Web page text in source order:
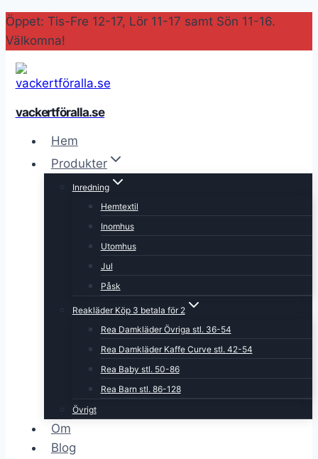
Skip
to
content
Öppet: Tis-Fre 12-17, Lör 11-17 samt Sön 11-16.
Välkomna!
vackertföralla.se
Hem
Produkter
Inredning
Hemtextil
Inomhus
Utomhus
Jul
Påsk
Reakläder Köp 3 betala för 2
Rea Damkläder Övriga stl. 36-54
Rea Damkläder Kaffe Curve stl. 42-54
Rea Baby stl. 50-86
Rea Barn stl. 86-128
Övrigt
Om
Blog